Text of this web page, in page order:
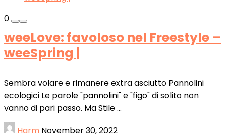
0
weeLove: favoloso nel Freestyle –
weeSpring |
Sembra volare e rimanere extra asciutto Pannolini
ecologici Le parole "pannolini" e "figo" di solito non
vanno di pari passo. Ma Stile ...
Harm November 30, 2022